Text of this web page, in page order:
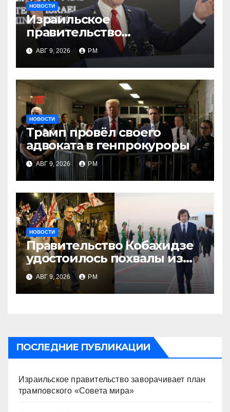
НОВОСТИ
Израильское
правительство
заворачивает план
трамповского «Совета
мира»
АВГ 9, 2026 РМ
НОВОСТИ
Трамп провёл своего
адвоката в генпрокуроры
АВГ 9, 2026 РМ
НОВОСТИ
Правительство Кобахидзе
удостоилось похвалы из
Москвы
АВГ 9, 2026 РМ
ПОСЛЕДНИЕ ПУБЛИКАЦИИ
Израильское правительство заворачивает план
трамповского «Совета мира»